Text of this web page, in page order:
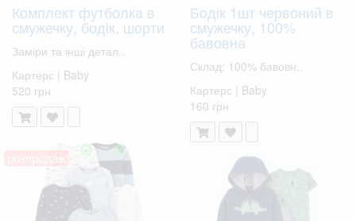
Комплект футболка в
смужечку, бодік, шорти
Заміри та інші детал..
Картерс | Baby
520 грн
Бодік 1шт червоний в
смужечку, 100%
бавовна
Склад: 100% бавовн..
Картерс | Baby
160 грн
розпродаж!